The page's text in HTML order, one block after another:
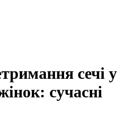
сечі у
сучасні